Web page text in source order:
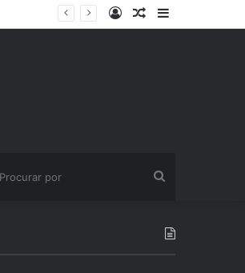
Barra
Artigo
Entrar
por